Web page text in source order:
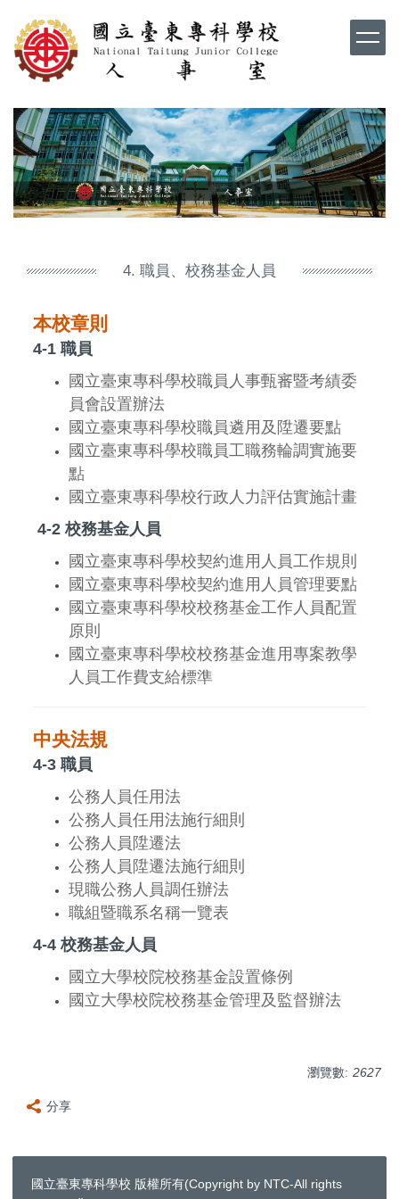
到
主
要
容
區
4. 職員、校務基金人員
本校章則
4-1 職員
國立臺東專科學校職員人事甄審暨考績委
員會設置辦法
國立臺東專科學校職員遴用及陞遷要點
國立臺東專科學校職員工職務輪調實施要
點
國立臺東專科學校行政人力評估實施計畫
4-2 校務基金人員
國立臺東專科學校契約進用人員工作規則
國立臺東專科學校契約進用人員管理要點
國立臺東專科學校校務基金工作人員配置
原則
國立臺東專科學校校務基金進用專案教學
人員工作費支給標準
中央法規
4-3 職員
公務人員任用法
公務人員任用法施行細則
公務人員陞遷法
公務人員陞遷法施行細則
現職公務人員調任辦法
職組暨職系名稱一覽表
4-4 校務基金人員
國立大學校院校務基金設置條例
國立大學校院校務基金管理及監督辦法
瀏覽數: 2627
分享
國立臺東專科學校 版權所有(Copyright by NTC-All rights